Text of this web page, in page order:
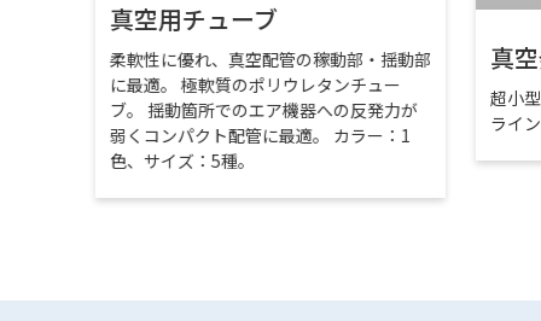
真空用チューブ
柔軟性に優れ、真空配管の稼動部・揺動部
に最適。 極軟質のポリウレタンチュー
ブ。 揺動箇所でのエア機器への反発力が
弱くコンパクト配管に最適。 カラー：1
色、サイズ：5種。
真
超小
ライ